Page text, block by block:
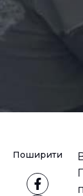
Поширити